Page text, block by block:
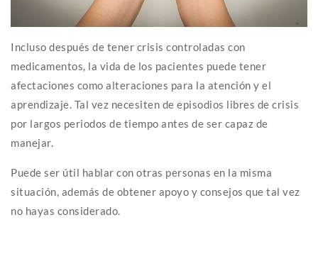
Incluso después de tener crisis controladas con
medicamentos, la vida de los pacientes puede tener
afectaciones como alteraciones para la atención y el
aprendizaje. Tal vez necesiten de episodios libres de crisis
por largos periodos de tiempo antes de ser capaz de
manejar.
Puede ser útil hablar con otras personas en la misma
situación, además de obtener apoyo y consejos que tal vez
no hayas considerado.